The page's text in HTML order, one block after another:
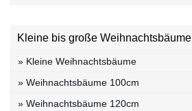
Kleine bis große Weihnachtsbäume
» Kleine Weihnachtsbäume
» Weihnachtsbäume 100cm
» Weihnachtsbäume 120cm